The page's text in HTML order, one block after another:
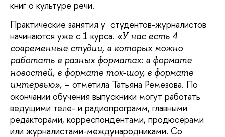
книг о культуре речи.
Практические занятия у студентов-журналистов
начинаются уже с 1 курса. «У нас есть 4
современные студии, в которых можно
работать в разных форматах: в формате
новостей, в формате ток-шоу, в формате
интервью», – отметила Татьяна Ремезова. По
окончании обучения выпускники могут работать
ведущими теле- и радиопрограмм, главными
редакторами, корреспондентами, продюсерами
или журналистами-международниками. Со